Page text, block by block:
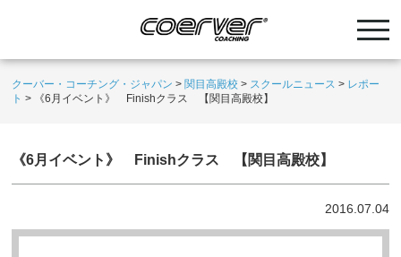
クーバー・コーチング・ジャパン > 関目高殿校 > スクールニュース > レポー
ト > 《6月イベント》 Finishクラス 【関目高殿校】
《6月イベント》 Finishクラス 【関目高殿校】
2016.07.04